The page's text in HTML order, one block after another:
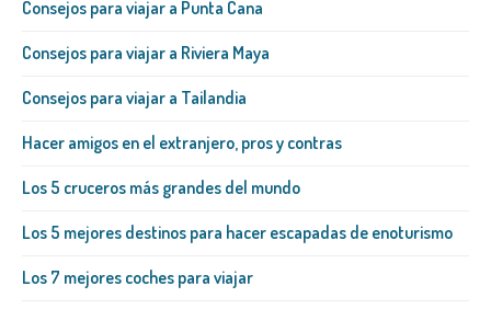
Consejos para viajar a Punta Cana
Consejos para viajar a Riviera Maya
Consejos para viajar a Tailandia
Hacer amigos en el extranjero, pros y contras
Los 5 cruceros más grandes del mundo
Los 5 mejores destinos para hacer escapadas de enoturismo
Los 7 mejores coches para viajar